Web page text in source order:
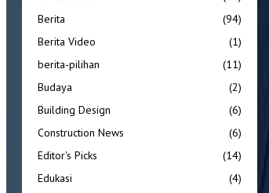
Berita
(94)
Berita Video
(1)
berita-pilihan
(11)
Budaya
(2)
Building Design
(6)
Construction News
(6)
Editor's Picks
(14)
Edukasi
(4)